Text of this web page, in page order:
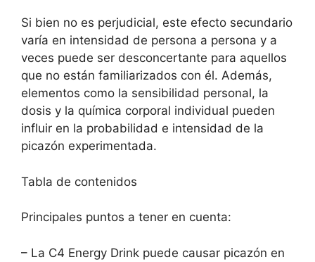
Si bien no es perjudicial, este efecto secundario
varía en intensidad de persona a persona y a
veces puede ser desconcertante para aquellos
que no están familiarizados con él. Además,
elementos como la sensibilidad personal, la
dosis y la química corporal individual pueden
influir en la probabilidad e intensidad de la
picazón experimentada.
Tabla de contenidos
Principales puntos a tener en cuenta:
– La C4 Energy Drink puede causar picazón en